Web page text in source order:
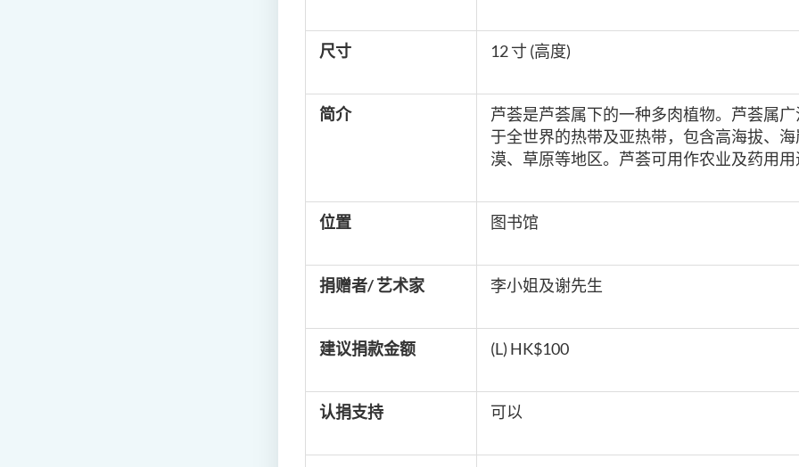
尺寸 12 寸 (高度)
简介
芦荟是芦荟属下的一种多肉植物。芦荟属
于全世界的热带及亚热带，包含高海拔、
漠、草原等地区。 芦荟可用作农业及药用
位置 图书馆
捐赠者/ 艺术家 李小姐及谢先生
建议捐款金额 (L) HK$100
认捐支持 可以